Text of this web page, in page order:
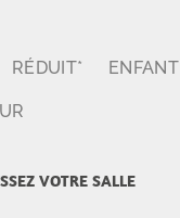
RÉDUIT* ENFANT
VOTRE SALLE